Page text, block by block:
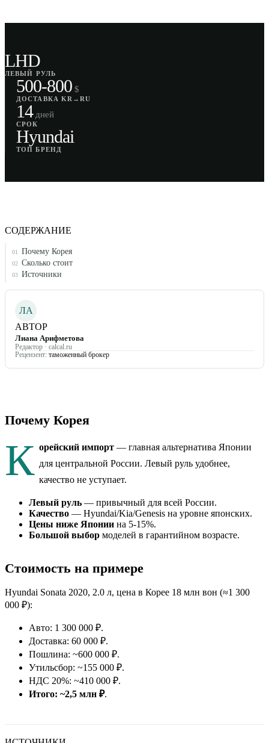
LHD
ЛЕВЫЙ РУЛЬ
500-800 $
ДОСТАВКА KR→RU
14 дней
СРОК
Hyundai
ТОП БРЕНД
СОДЕРЖАНИЕ
01 Почему Корея
02 Сколько стоит
03 Источники
ЛА
АВТОР
Лиана Арифметова
Редактор · calcal.ru
Рецензент: таможенный брокер
Почему Корея
К орейский импорт — главная альтернатива Японии
для центральной России. Левый руль удобнее,
качество не уступает.
Левый руль — привычный для всей России.
Качество — Hyundai/Kia/Genesis на уровне японских.
Цены ниже Японии на 5-15%.
Большой выбор моделей в гарантийном возрасте.
Стоимость на примере
Hyundai Sonata 2020, 2.0 л, цена в Корее 18 млн вон (≈1 300
000 ₽):
Авто: 1 300 000 ₽.
Доставка: 60 000 ₽.
Пошлина: ~600 000 ₽.
Утильсбор: ~155 000 ₽.
НДС 20%: ~410 000 ₽.
Итого: ~2,5 млн ₽.